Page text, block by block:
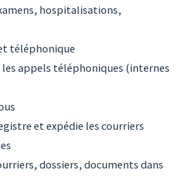
hospitalisations,
téléphonique
appels téléphoniques (internes
et expédie les courriers
dossiers, documents dans